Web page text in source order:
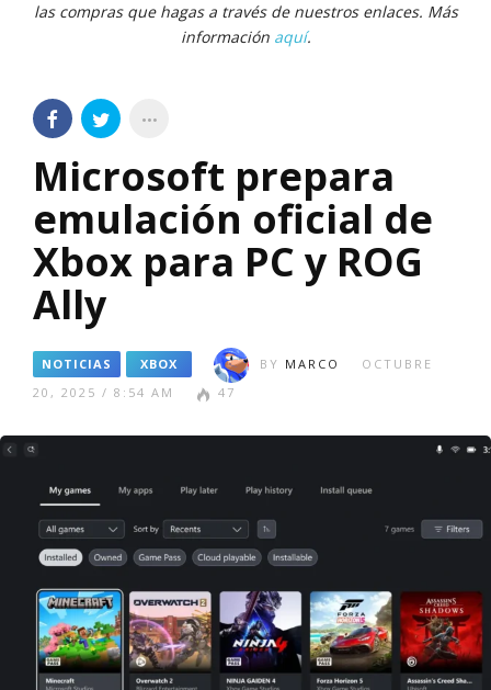
las compras que hagas a través de nuestros enlaces. Más
información aquí.
Microsoft prepara
emulación oficial de
Xbox para PC y ROG
Ally
NOTICIAS XBOX BY MARCO
OCTUBRE
20, 2025 / 8:54 AM
47